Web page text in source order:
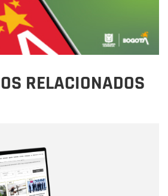
RELACIONADOS